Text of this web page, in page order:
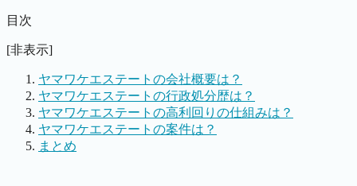
目次
[非表示]
ヤマワケエステートの会社概要は？
ヤマワケエステートの行政処分歴は？
ヤマワケエステートの高利回りの仕組みは？
ヤマワケエステートの案件は？
まとめ